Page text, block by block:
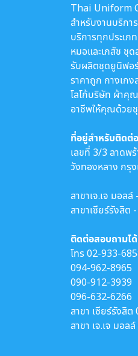
Thai Uniform
สำหรับงานบริก
บริการทุกประเภ
หมอและเภสัช ชุ
รับผลิตชุดยูนิฟอ
ราคาถูก กางเก
โลโก้บริษัท ผ้าคุ
อาชีพให้คุณด้วย
ที่อยู่สำหรับติดต่อ
เลขที่ 3/3 ลาดพ
วังทองหลาง กรุ
สาขาเจ.เจ มอล
สาขาเซียร์รังสิต
ติดต่อสอบถามไ
โทร02-933-
094-962-8965
090-912-3939
096-632-6266
สาขา เซียร์รังสิต
สาขา เจ.เจ มอลล์